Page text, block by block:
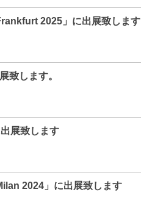
2025」に出展致します
致します。
展致します
2024」に出展致します